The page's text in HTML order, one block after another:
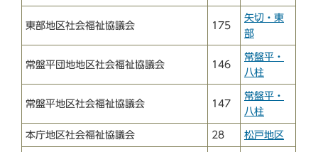
東部地区社会福祉協議会 175
矢切・東
部
常盤平団地地区社会福祉協議会 146
常盤平・
八柱
常盤平地区社会福祉協議会 147
常盤平・
八柱
本庁地区社会福祉協議会 28 松戸地区